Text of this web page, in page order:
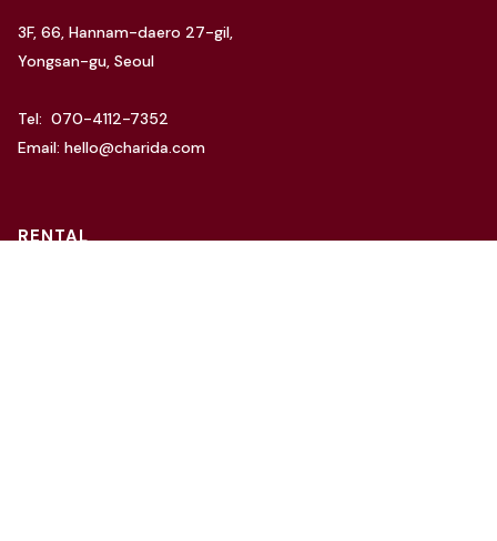
3F, 66, Hannam-daero 27-gil,
Yongsan-gu, Seoul
Tel: 070-4112-7352
Email: hello@charida.com
RENTAL